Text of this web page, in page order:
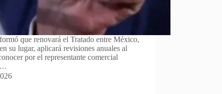
que renovará el Tratado entre México,
su lugar, aplicará revisiones anuales al
por el representante comercial